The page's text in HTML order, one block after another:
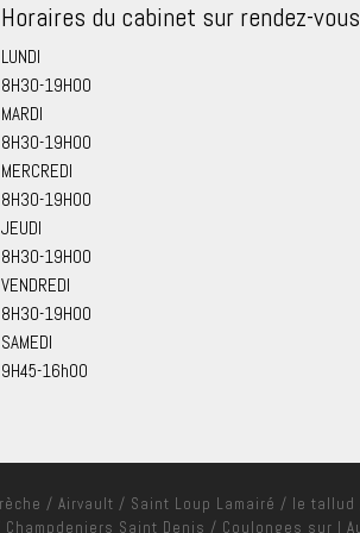
Horaires du cabinet sur rendez-vous
LUNDI
8H30-19H00
MARDI
8H30-19H00
MERCREDI
8H30-19H00
JEUDI
8H30-19H00
VENDREDI
8H30-19H00
SAMEDI
9H45-16h00